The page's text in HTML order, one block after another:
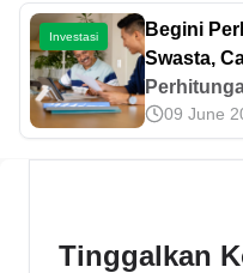
bisa
Investasi
Begini
Swasta,
simak
09 June
Tinggalkan